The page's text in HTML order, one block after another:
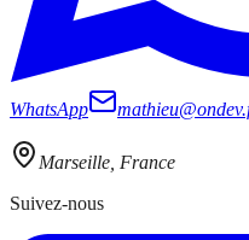
WhatsApp
Marseille, France
Suivez-nous